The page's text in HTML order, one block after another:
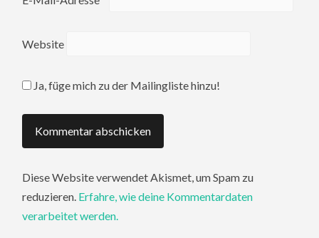
Website
Ja, füge mich zu der Mailingliste hinzu!
Diese Website verwendet Akismet, um Spam zu
reduzieren. Erfahre, wie deine Kommentardaten
verarbeitet werden.